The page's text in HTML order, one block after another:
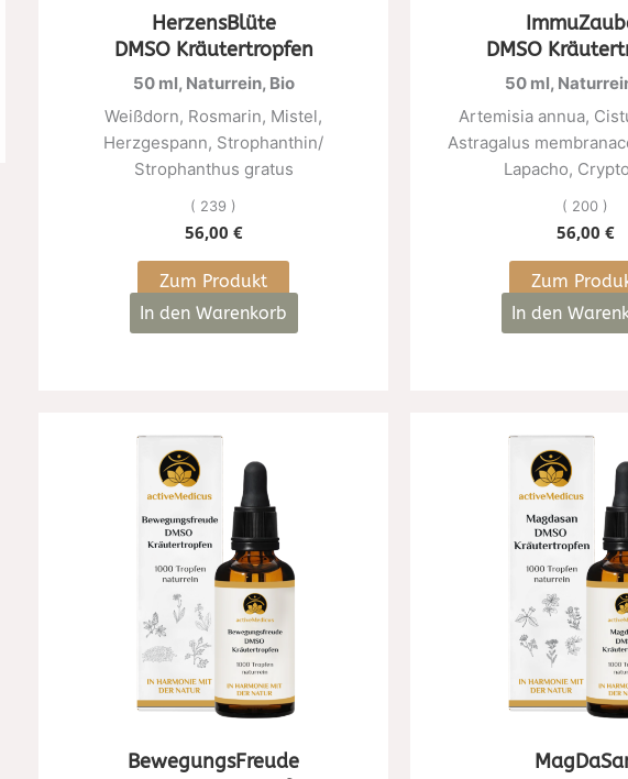
HerzensBlüte
DMSO Kräutertropfen
50 ml, Naturrein, Bio
Weißdorn, Rosmarin, Mistel,
Herzgespann, Strophanthin/
Strophanthus gratus
( 239 )
56,00 €
Zum Produkt
In den Warenkorb
DMSO
50 ml,
Artemisia annua,
Astragalus
Lapacho,
( 200 )
56,00 €
Zum
In den
BewegungsFreude